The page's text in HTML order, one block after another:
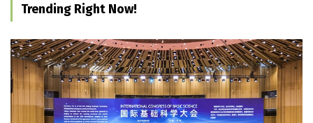
Trending Right Now!